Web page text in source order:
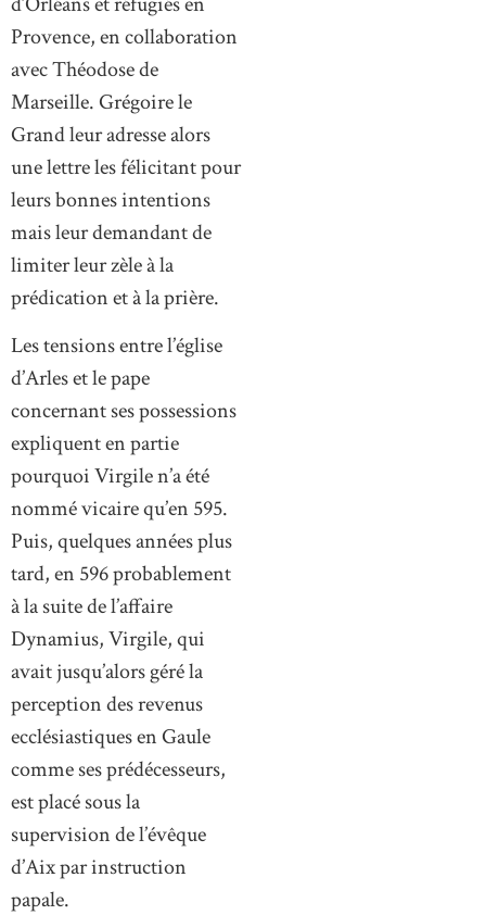
Provence, en collaboration
avec Théodose de
Marseille. Grégoire le
Grand leur adresse alors
une lettre les félicitant pour
leurs bonnes intentions
mais leur demandant de
limiter leur zèle à la
prédication et à la prière.
Les tensions entre l’église
d’Arles et le pape
concernant ses possessions
expliquent en partie
pourquoi Virgile n’a été
nommé vicaire qu’en 595.
Puis, quelques années plus
tard, en 596 probablement
à la suite de l’affaire
Dynamius, Virgile, qui
avait jusqu’alors géré la
perception des revenus
ecclésiastiques en Gaule
comme ses prédécesseurs,
est placé sous la
supervision de l’évêque
d’Aix par instruction
papale.